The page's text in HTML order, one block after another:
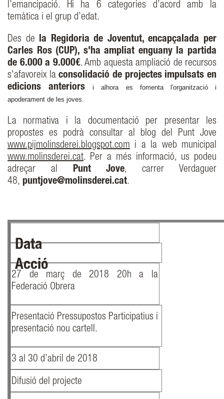
l’emancipació. Hi ha 6 categories d’acord amb la
temàtica i el grup d’edat.
Des de la Regidoria de Joventut, encapçalada per
Carles Ros (CUP), s'ha ampliat enguany la partida
de 6.000 a 9.000€. Amb aquesta ampliació de recursos
s'afavoreix laconsolidació de projectes impulsats en
edicions anteriorsi alhora es fomenta l'organització i
apoderament de les joves.
La normativa i la documentació per presentar les
propostes es podrà consultar al blog del Punt Jove
www.pijmolinsderei.blogspot.com i a la web municipal
www.molinsderei.cat. Per a més informació, us podeu
adreçar al Punt Jove, carrer Verdaguer
48, puntjove@molinsderei.cat.
Data
Acció
27 de març de 2018 20h a la
Federació Obrera
Presentació Pressupostos Participatius i
presentació nou cartell.
3 al 30 d’abril de 2018
Difusió del projecte